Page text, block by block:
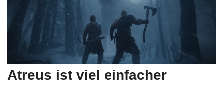
Atreus ist viel einfacher